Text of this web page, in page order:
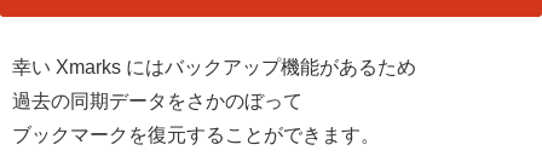
幸い Xmarks にはバックアップ機能があるため
過去の同期データをさかのぼって
ブックマークを復元することができます。